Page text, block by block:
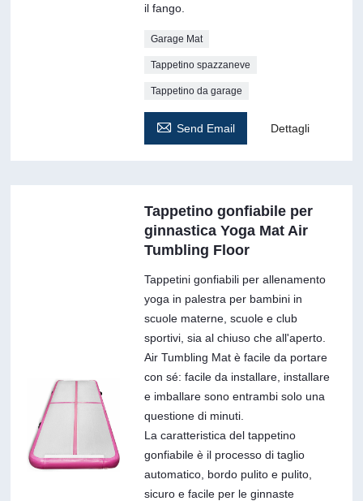
il fango.
Garage Mat
Tappetino spazzaneve
Tappetino da garage
 Send Email Dettagli
Tappetino gonfiabile per
ginnastica Yoga Mat Air
Tumbling Floor
Tappetini gonfiabili per allenamento
yoga in palestra per bambini in
scuole materne, scuole e club
sportivi, sia al chiuso che all'aperto.
Air Tumbling Mat è facile da portare
con sé: facile da installare, installare
e imballare sono entrambi solo una
questione di minuti.
La caratteristica del tappetino
gonfiabile è il processo di taglio
automatico, bordo pulito e pulito,
sicuro e facile per le ginnaste